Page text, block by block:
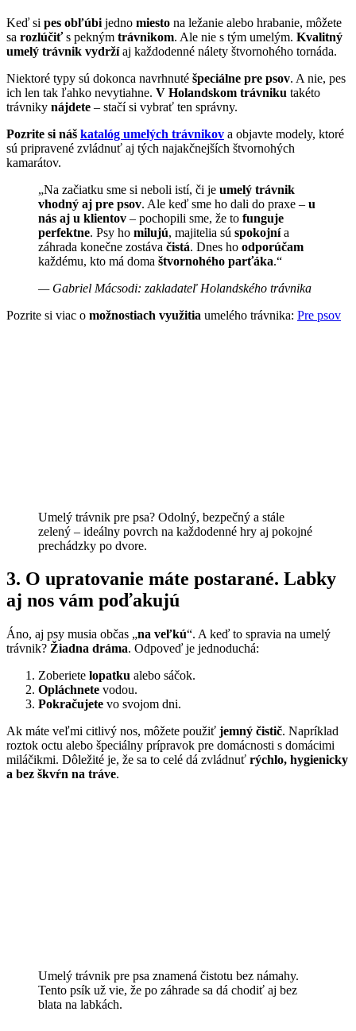
Keď si pes obľúbi jedno miesto na ležanie alebo hrabanie, môžete
sa rozlúčiťs pekným trávnikom. Ale nie s tým umelým. Kvalitný
umelý trávnik vydržíaj každodenné nálety štvornohého tornáda.
Niektoré typy sú dokonca navrhnuté špeciálne pre psov. A nie, pes
ich len tak ľahko nevytiahne. V Holandskom trávniku takéto
trávniky nájdete – stačí si vybrať ten správny.
Pozrite si náš katalóg umelých trávnikov a objavte modely, ktoré
sú pripravené zvládnuť aj tých najakčnejších štvornohých
kamarátov.
„Na začiatku sme si neboli istí, či je umelý trávnik
vhodný aj pre psov. Ale keď sme ho dali do praxe – u
nás aj u klientov – pochopili sme, že to funguje
perfektne. Psy ho milujú, majitelia sú spokojnía
záhrada konečne zostáva čistá. Dnes ho odporúčam
každému, kto má doma štvornohého parťáka.“
— Gabriel Mácsodi: zakladateľ Holandského trávnika
Pozrite si viac o možnostiach využitia umelého trávnika: Pre psov
Umelý trávnik pre psa? Odolný, bezpečný a stále
zelený – ideálny povrch na každodenné hry aj pokojné
prechádzky po dvore.
3. O upratovanie máte postarané. Labky
aj nos vám poďakujú
Áno, aj psy musia občas „na veľkú“. A keď to spravia na umelý
trávnik? Žiadna dráma. Odpoveď je jednoduchá:
Zoberiete lopatku alebo sáčok.
Opláchnete vodou.
Pokračujete vo svojom dni.
Ak máte veľmi citlivý nos, môžete použiť jemný čistič. Napríklad
roztok octu alebo špeciálny prípravok pre domácnosti s domácimi
miláčikmi. Dôležité je, že sa to celé dá zvládnuť rýchlo, hygienicky
a bez škvŕn na tráve.
Umelý trávnik pre psa znamená čistotu bez námahy.
Tento psík už vie, že po záhrade sa dá chodiť aj bez
blata na labkách.